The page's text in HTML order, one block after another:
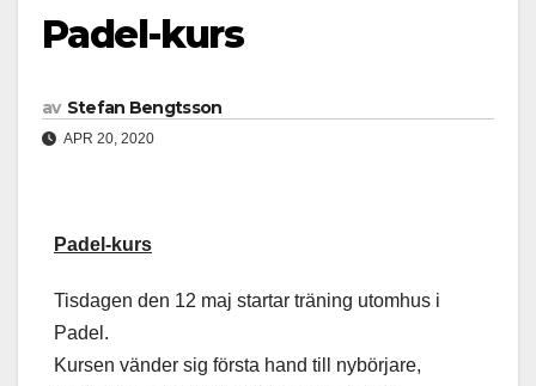
Padel-kurs
av Stefan Bengtsson
APR 20, 2020
Padel-kurs
Tisdagen den 12 maj startar träning utomhus i
Padel.
Kursen vänder sig första hand till nybörjare,